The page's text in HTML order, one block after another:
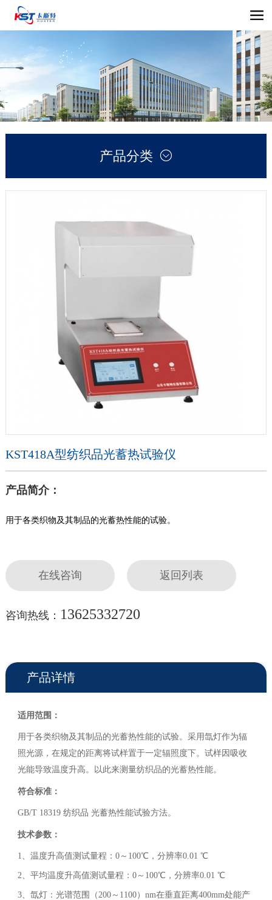
产品分类 
KST418A型纺织品光蓄热试验仪
产品简介：
用于各类织物及其制品的光蓄热性能的试验。
在线咨询 返回列表
咨询热线： 13625332720
产品详情
适用范围：
用于各类织物及其制品的光蓄热性能的试验。采用氙灯作为辐
照光源，在规定的距离将试样置于一定辐照度下。试样因吸收
光能导致温度升高。以此来测量纺织品的光蓄热性能。
符合标准：
GB/T 18319 纺织品 光蓄热性能试验方法。
技术参数：
1、温度升高值测试量程：0～100℃，分辨率0.01 ℃
2、平均温度升高值测试量程：0～100℃，分辨率0.01 ℃
3、氙灯：光谱范围（200～1100）nm在垂直距离400mm处能产